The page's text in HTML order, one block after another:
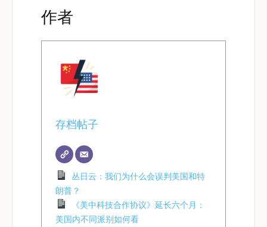
作者
存档帖子
丛日云：我们为什么会误判美国和特
朗普？
《美中科技合作协议》延长六个月：
美国内不同派别如何看